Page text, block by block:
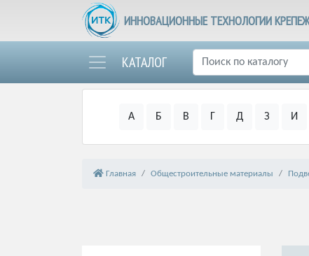
ИННОВАЦИОННЫЕ ТЕХНОЛОГИИ
КАТАЛОГ
А Б В Г Д З И
Главная Общестроительные материалы